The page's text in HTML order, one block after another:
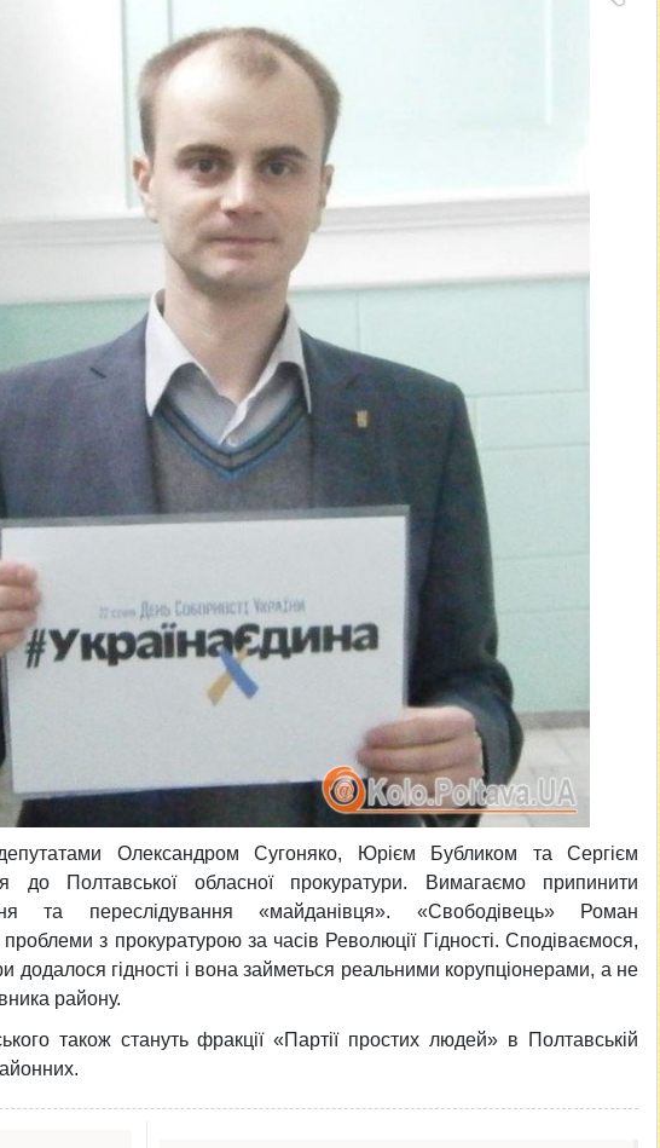
Олександром Сугоняко, Юрієм Бубликом та Сергієм
до Полтавської обласної прокуратури. Вимагаємо припинити
та переслідування «майданівця». «Свободівець» Роман
з прокуратурою за часів Революції Гідності. Сподіваємося,
додалося гідності і вона займеться реальними корупціонерами, а не
району.
також стануть фракції «Партії простих людей» в Полтавській